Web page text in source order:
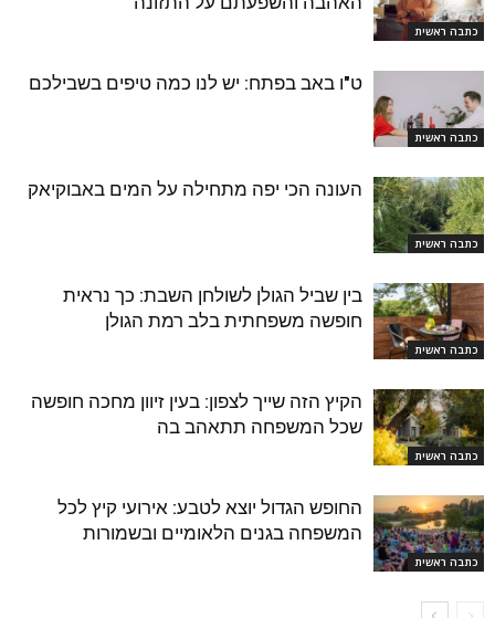
כתבה ראשית
כתבה ראשית
ט"ו באב בפתח: יש לנו כמה טיפים בשבילכם
כתבה ראשית
העונה הכי יפה מתחילה על המים באבוקיאק
כתבה ראשית
בין שביל הגולן לשולחן השבת: כך נראית
חופשה משפחתית בלב רמת הגולן
כתבה ראשית
הקיץ הזה שייך לצפון: בעין זיוון מחכה חופשה
שכל המשפחה תתאהב בה
כתבה ראשית
החופש הגדול יוצא לטבע: אירועי קיץ לכל
המשפחה בגנים הלאומיים ובשמורות